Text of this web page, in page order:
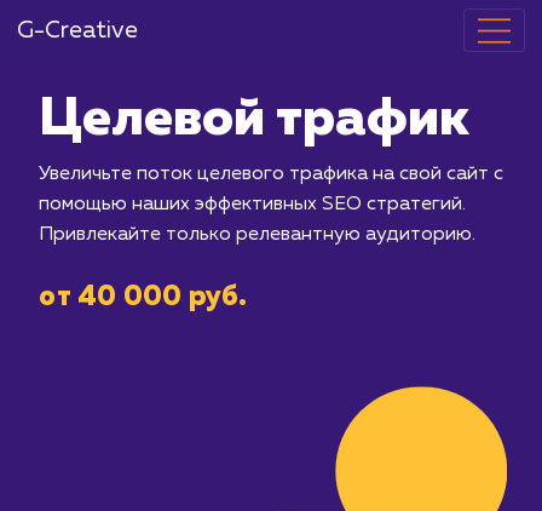
G-Creative
Целевой
Увеличьте поток целевого трафика
помощью наших эффективных SEO